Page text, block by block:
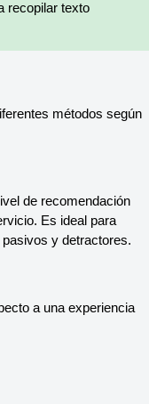
recopilar texto
métodos según
de recomendación
Es ideal para
y detractores.
a una experiencia